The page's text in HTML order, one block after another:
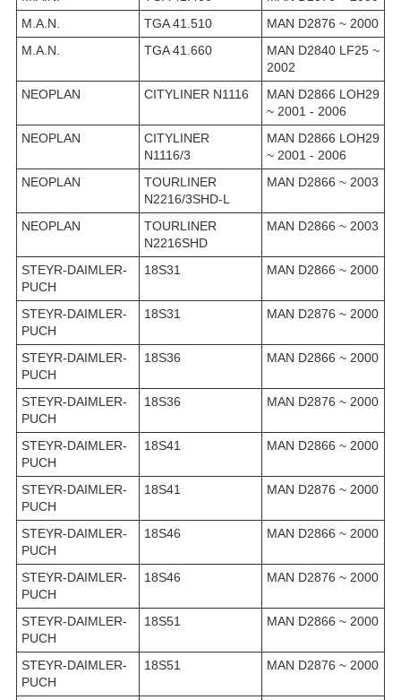
M.A.N.
TGA 41.510
MAN D2876 ~ 2000
M.A.N.
TGA 41.660
MAN D2840 LF25 ~
2002
NEOPLAN
CITYLINER N1116
MAN D2866 LOH29
~ 2001 - 2006
NEOPLAN
CITYLINER
N1116/3
MAN D2866 LOH29
~ 2001 - 2006
NEOPLAN
TOURLINER
N2216/3SHD-L
MAN D2866 ~ 2003
NEOPLAN
TOURLINER
N2216SHD
MAN D2866 ~ 2003
STEYR-DAIMLER-
PUCH
18S31 MAN D2866 ~ 2000
STEYR-DAIMLER-
PUCH
18S31 MAN D2876 ~ 2000
STEYR-DAIMLER-
PUCH
18S36 MAN D2866 ~ 2000
STEYR-DAIMLER-
PUCH
18S36 MAN D2876 ~ 2000
STEYR-DAIMLER-
PUCH
18S41 MAN D2866 ~ 2000
STEYR-DAIMLER-
PUCH
18S41 MAN D2876 ~ 2000
STEYR-DAIMLER-
PUCH
18S46 MAN D2866 ~ 2000
STEYR-DAIMLER-
PUCH
18S46 MAN D2876 ~ 2000
STEYR-DAIMLER-
PUCH
18S51 MAN D2866 ~ 2000
STEYR-DAIMLER-
PUCH
18S51 MAN D2876 ~ 2000